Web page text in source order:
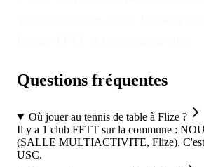
Questions fréquentes
Où jouer au tennis de table à Flize ?
Il y a 1 club FFTT sur la commune :
(SALLE MULTIACTIVITE, Flize).
USC.